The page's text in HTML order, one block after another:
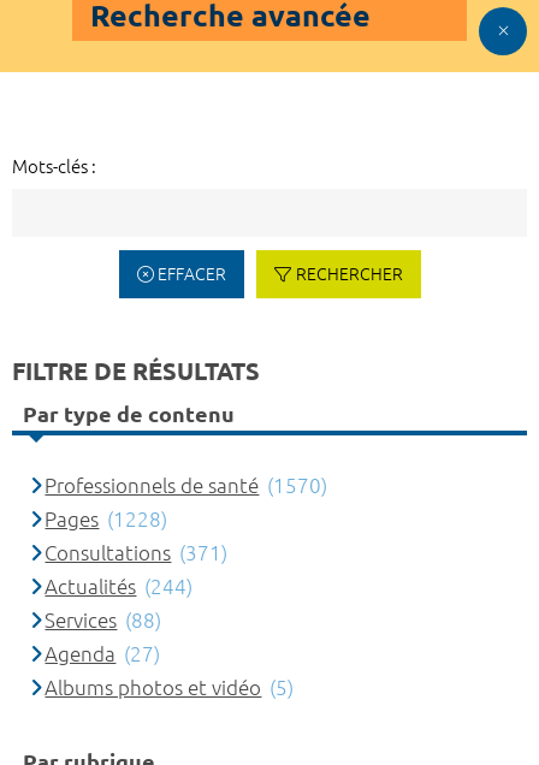
Recherche avancée
Mots-clés :
EFFACER RECHERCHER
FILTRE DE RÉSULTATS
Par type de contenu
Professionnels de santé (1570)
Pages (1228)
Consultations (371)
Actualités (244)
Services (88)
Agenda (27)
Albums photos et vidéo (5)